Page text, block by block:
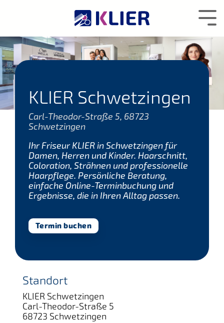
KLIER Schwetzingen
Carl-Theodor-Straße 5, 68723
Schwetzingen
Ihr Friseur KLIER in Schwetzingen für
Damen, Herren und Kinder. Haarschnitt,
Coloration, Strähnen und professionelle
Haarpflege. Persönliche Beratung,
einfache Online-Terminbuchung und
Ergebnisse, die in Ihren Alltag passen.
Termin buchen
Standort
KLIER Schwetzingen
Carl-Theodor-Straße 5
68723 Schwetzingen